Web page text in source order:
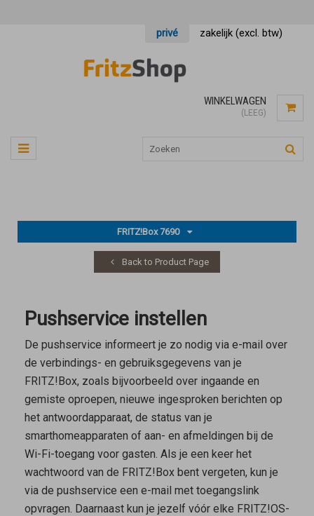
privé zakelijk (excl. btw)
WINKELWAGEN
(LEEG)
FRITZ!Box 7690
Back to Product Page
Pushservice instellen
De pushservice informeert je zo nodig via e-mail over
de verbindings- en gebruiksgegevens van je
FRITZ!Box, zoals bijvoorbeeld over ingaande en
gemiste oproepen, nieuwe ingesproken berichten op
het antwoordapparaat, de status van je
smarthomeapparaten of aan- en afmeldingen bij de
Wi-Fi-toegang voor gasten. Als je een keer het
wachtwoord van de FRITZ!Box bent vergeten, kun je
via de pushservice een e-mail met toegangslink
opvragen. Daarnaast kun je jezelf vóór elke FRITZ!OS-